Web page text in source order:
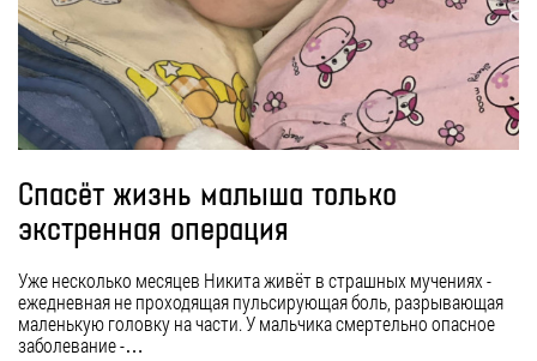
Спасёт жизнь малыша только
экстренная операция
Уже несколько месяцев Никита живёт в страшных мучениях -
ежедневная не проходящая пульсирующая боль, разрывающая
маленькую головку на части. У мальчика смертельно опасное
заболевание -…